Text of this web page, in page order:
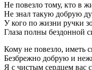
Не повезло тому, кто в
Не знал такую добрую
У кого по жизни ручки
Глаза полны бездонной
Кому не повезло, иметь
Безбрежно добрую и
Я с чистым сердцем вас